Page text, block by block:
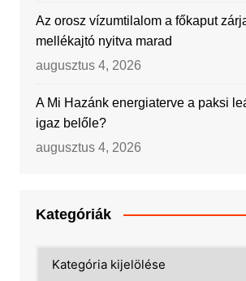
Az orosz vízumtilalom a főkaput
mellékajtó nyitva marad
augusztus 4, 2026
A Mi Hazánk energiaterve a paksi
igaz belőle?
augusztus 4, 2026
Kategóriák